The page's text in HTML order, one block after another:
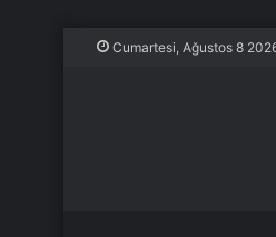
Cumartesi, Ağustos 8